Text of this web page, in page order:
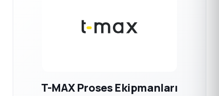
T-MAX Proses Ekipmanları